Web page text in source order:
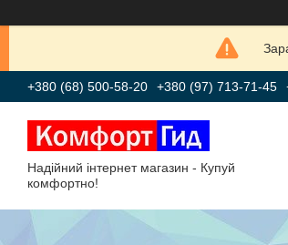
+380 (68) 500-58-20 +380 (97) 713-71-45
Надійний інтернет магазин - Купуй
комфортно!